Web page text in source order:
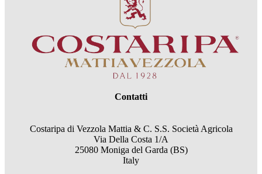
Contatti
Costaripa di Vezzola Mattia & C. S.S. Società Agricola
Via Della Costa 1/A
25080 Moniga del Garda (BS)
Italy